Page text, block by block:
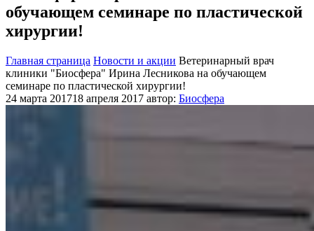
обучающем семинаре по пластической
хирургии!
Главная страница Новости и акции Ветеринарный врач
клиники "Биосфера" Ирина Лесникова на обучающем
семинаре по пластической хирургии!
24 марта 201718 апреля 2017 автор: Биосфера